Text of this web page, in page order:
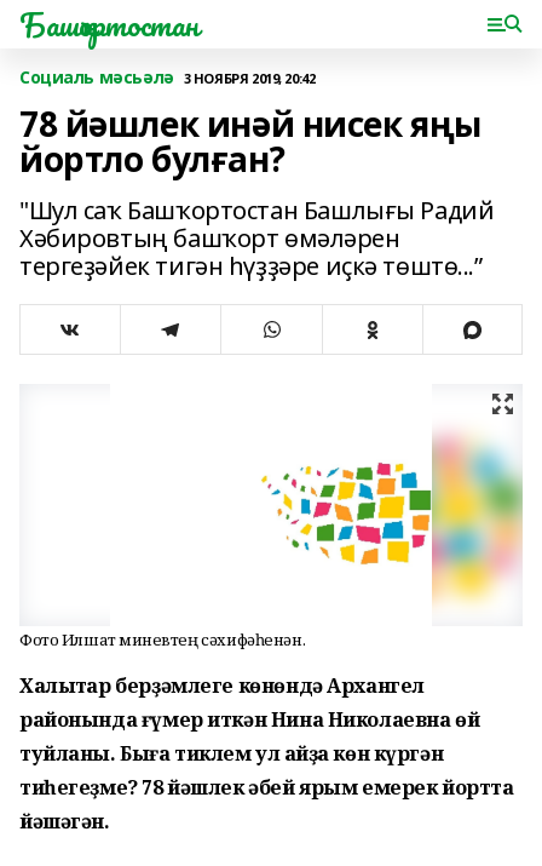
Башҡортостан
Социаль мәсьәлә 3 НОЯБРЯ 2019, 20:42
78 йәшлек инәй нисек яңы
йортло булған?
"Шул саҡ Башҡортостан Башлығы Радий
Хәбировтың башҡорт өмәләрен
тергеҙәйек тигән һүҙҙәре иҫкә төштө...”
Фото Илшат Әминевтең сәхифәһенән.
Халыҡтар берҙәмлеге көнөндә Архангел
районында ғүмер иткән Нина Николаевна өй
туйланы. Быға тиклем ул ҡайҙа көн күргән
тиһегеҙме? 78 йәшлек әбей ярым емерек йортта
йәшәгән.